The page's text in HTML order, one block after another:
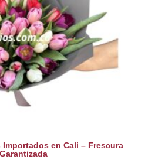
Importados en Cali – Frescura
Garantizada